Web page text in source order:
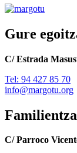
Gure
C/ Estrada
Tel: 94 427 85 70
info@margotu.org
C/ Parroco